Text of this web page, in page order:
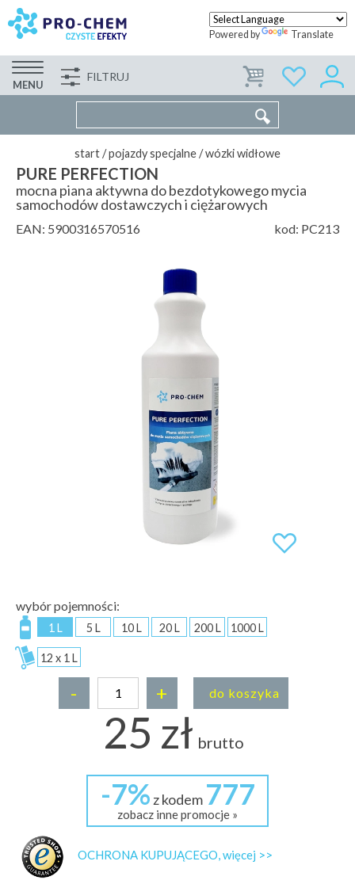
Powered by Translate
MENU
FILTRUJ WSPÓŁPRACA KONTAKT
start/pojazdy specjalne/wózki widłowe
PURE PERFECTION
mocna piana aktywna do bezdotykowego mycia
samochodów dostawczych i ciężarowych
EAN: 5900316570516 kod: PC213
wybór pojemności:
1 L 5 L 10 L 20 L 200 L 1000 L
12 x 1 L
- + do koszyka
25 zł brutto
-7% z kodem 777
zobacz inne promocje »
OCHRONA KUPUJĄCEGO, więcej >>